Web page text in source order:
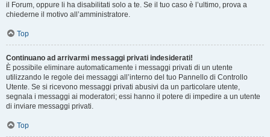
il Forum, oppure li ha disabilitati solo a te. Se il tuo caso è l’ultimo, prova a
chiederne il motivo all’amministratore.
Top
Continuano ad arrivarmi messaggi privati indesiderati!
È possibile eliminare automaticamente i messaggi privati ​​di un utente
utilizzando le regole dei messaggi all’interno del tuo Pannello di Controllo
Utente. Se si ricevono messaggi privati ​​abusivi da un particolare utente,
segnala i messaggi ai moderatori; essi hanno il potere di impedire a un utente
di inviare messaggi privati​​.
Top